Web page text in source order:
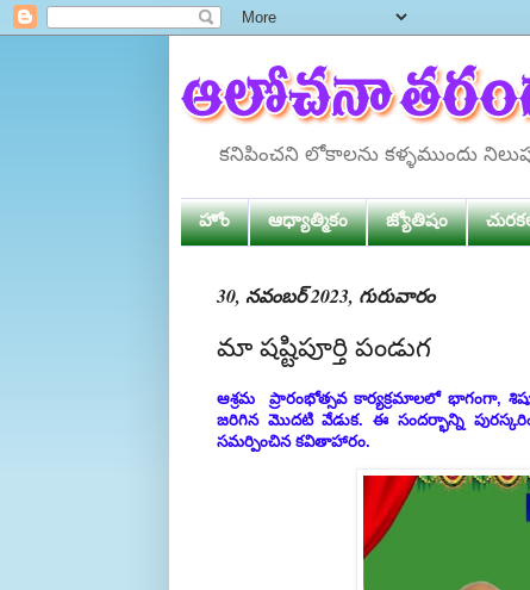
కనిపించని లోకాలను కళ్ళముందు
హోం ఆధ్యాత్మికం జ్యోతిషం
30, నవంబర్ 2023, గురువారం
మా షష్టిపూర్తి పండుగ
ఆశ్రమ ప్రారంభోత్సవ కార్యక్రమాలలో భాగంగా,
జరిగిన మొదటి వేడుక. ఈ సందర్భాన్ని
సమర్పించిన కవితాహారం.